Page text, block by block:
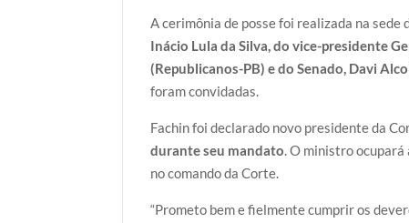
k
p
A cerimônia de posse foi realizada na sede
Inácio Lula da Silva, do vice-presidente
(Republicanos-PB) e do Senado, Davi
foram convidadas.
Fachin foi declarado novo presidente da
durante seu mandato. O ministro ocupará
no comando da Corte.
“Prometo bem e fielmente cumprir os